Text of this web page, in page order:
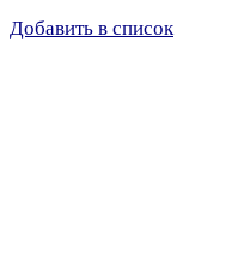
Добавить в список